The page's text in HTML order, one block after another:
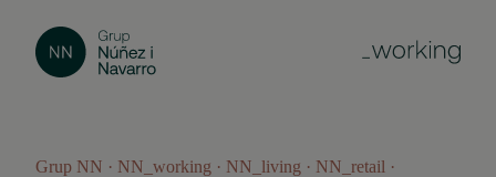
Grup NN · NN_working · NN_living · NN_retail ·